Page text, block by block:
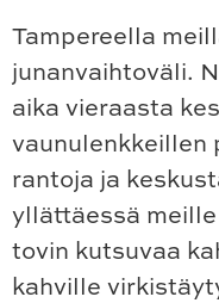
Tampereella
junanvaihtoväli.
aika vieraasta
vaunulenkkeillen
rantoja ja
yllättäessä
tovin kutsuvaa
kahville